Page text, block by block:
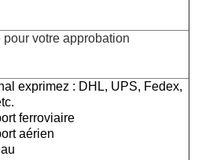
votre approbation
exprimez : DHL, UPS, Fedex,
ferroviaire
aérien